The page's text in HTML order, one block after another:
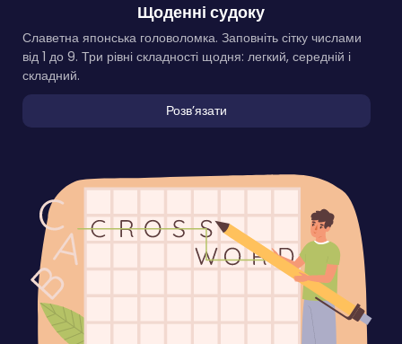
Щоденні судоку
Славетна японська головоломка. Заповніть сітку числами
від 1 до 9. Три рівні складності щодня: легкий, середній і
складний.
Розвʼязати